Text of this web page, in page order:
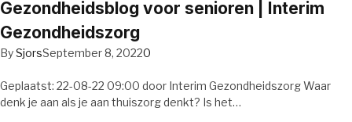
Gezondheidsblog voor senioren | Interim
Gezondheidszorg
BySjorsSeptember 8, 20220
Geplaatst: 22-08-22 09:00 door Interim Gezondheidszorg Waar
denk je aan als je aan thuiszorg denkt? Is het…